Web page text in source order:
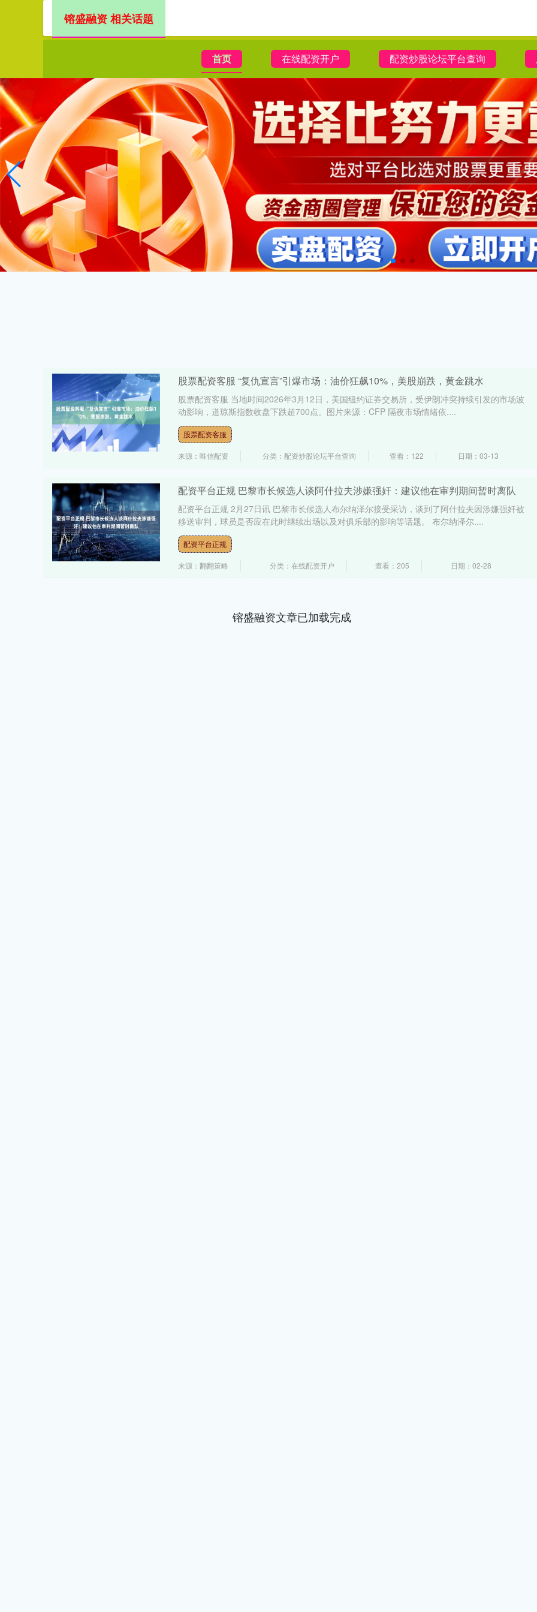
首页 在线配资开户 配资炒股论坛平台查询
镕盛融资 相关话题
股票配资客服 “复仇宣言”引爆市场：油价狂飙10%，美股崩跌，黄金跳水
股票配资客服 当地时间2026年3月12日，美国纽约证券交易所，受伊朗冲突持续引发的市场波
动影响，道琼斯指数收盘下跌超700点。图片来源：CFP 隔夜市场情绪依....
股票配资客服
来源：唯信配资 分类：配资炒股论坛平台查询 查看：122 日期：03-13
配资平台正规 巴黎市长候选人谈阿什拉夫涉嫌强奸：建议他在审判期间暂时离队
配资平台正规 2月27日讯 巴黎市长候选人布尔纳泽尔接受采访，谈到了阿什拉夫因涉嫌强奸被
移送审判，球员是否应在此时继续出场以及对俱乐部的影响等话题。 布尔纳泽尔....
配资平台正规
来源：翻翻策略 分类：在线配资开户 查看：205 日期：02-28
镕盛融资文章已加载完成